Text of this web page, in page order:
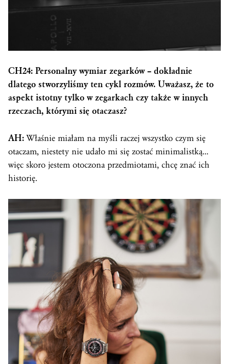
CH24: Personalny wymiar zegarków – dokładnie
dlatego stworzyliśmy ten cykl rozmów. Uważasz, że to
aspekt istotny tylko w zegarkach czy także w innych
rzeczach, którymi się otaczasz?
AH:Właśnie miałam na myśli raczej wszystko czym się
otaczam, niestety nie udało mi się zostać minimalistką…
więc skoro jestem otoczona przedmiotami, chcę znać ich
historię.